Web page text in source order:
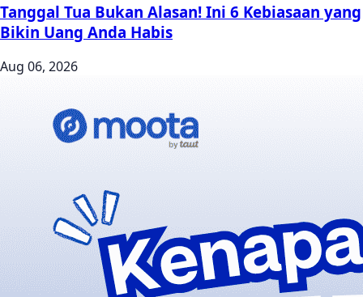
Tanggal Tua Bukan Alasan! Ini 6 Kebiasaan yang
Bikin Uang Anda Habis
Aug 06, 2026